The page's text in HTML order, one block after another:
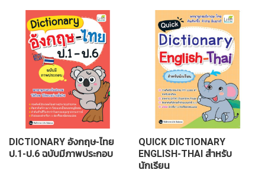
DICTIONARY อังกฤษ-ไทย
ป.1-ป.6 ฉบับมีภาพประกอบ
QUICK DICTIONARY
ENGLISH-THAI สำหรับ
นักเรียน